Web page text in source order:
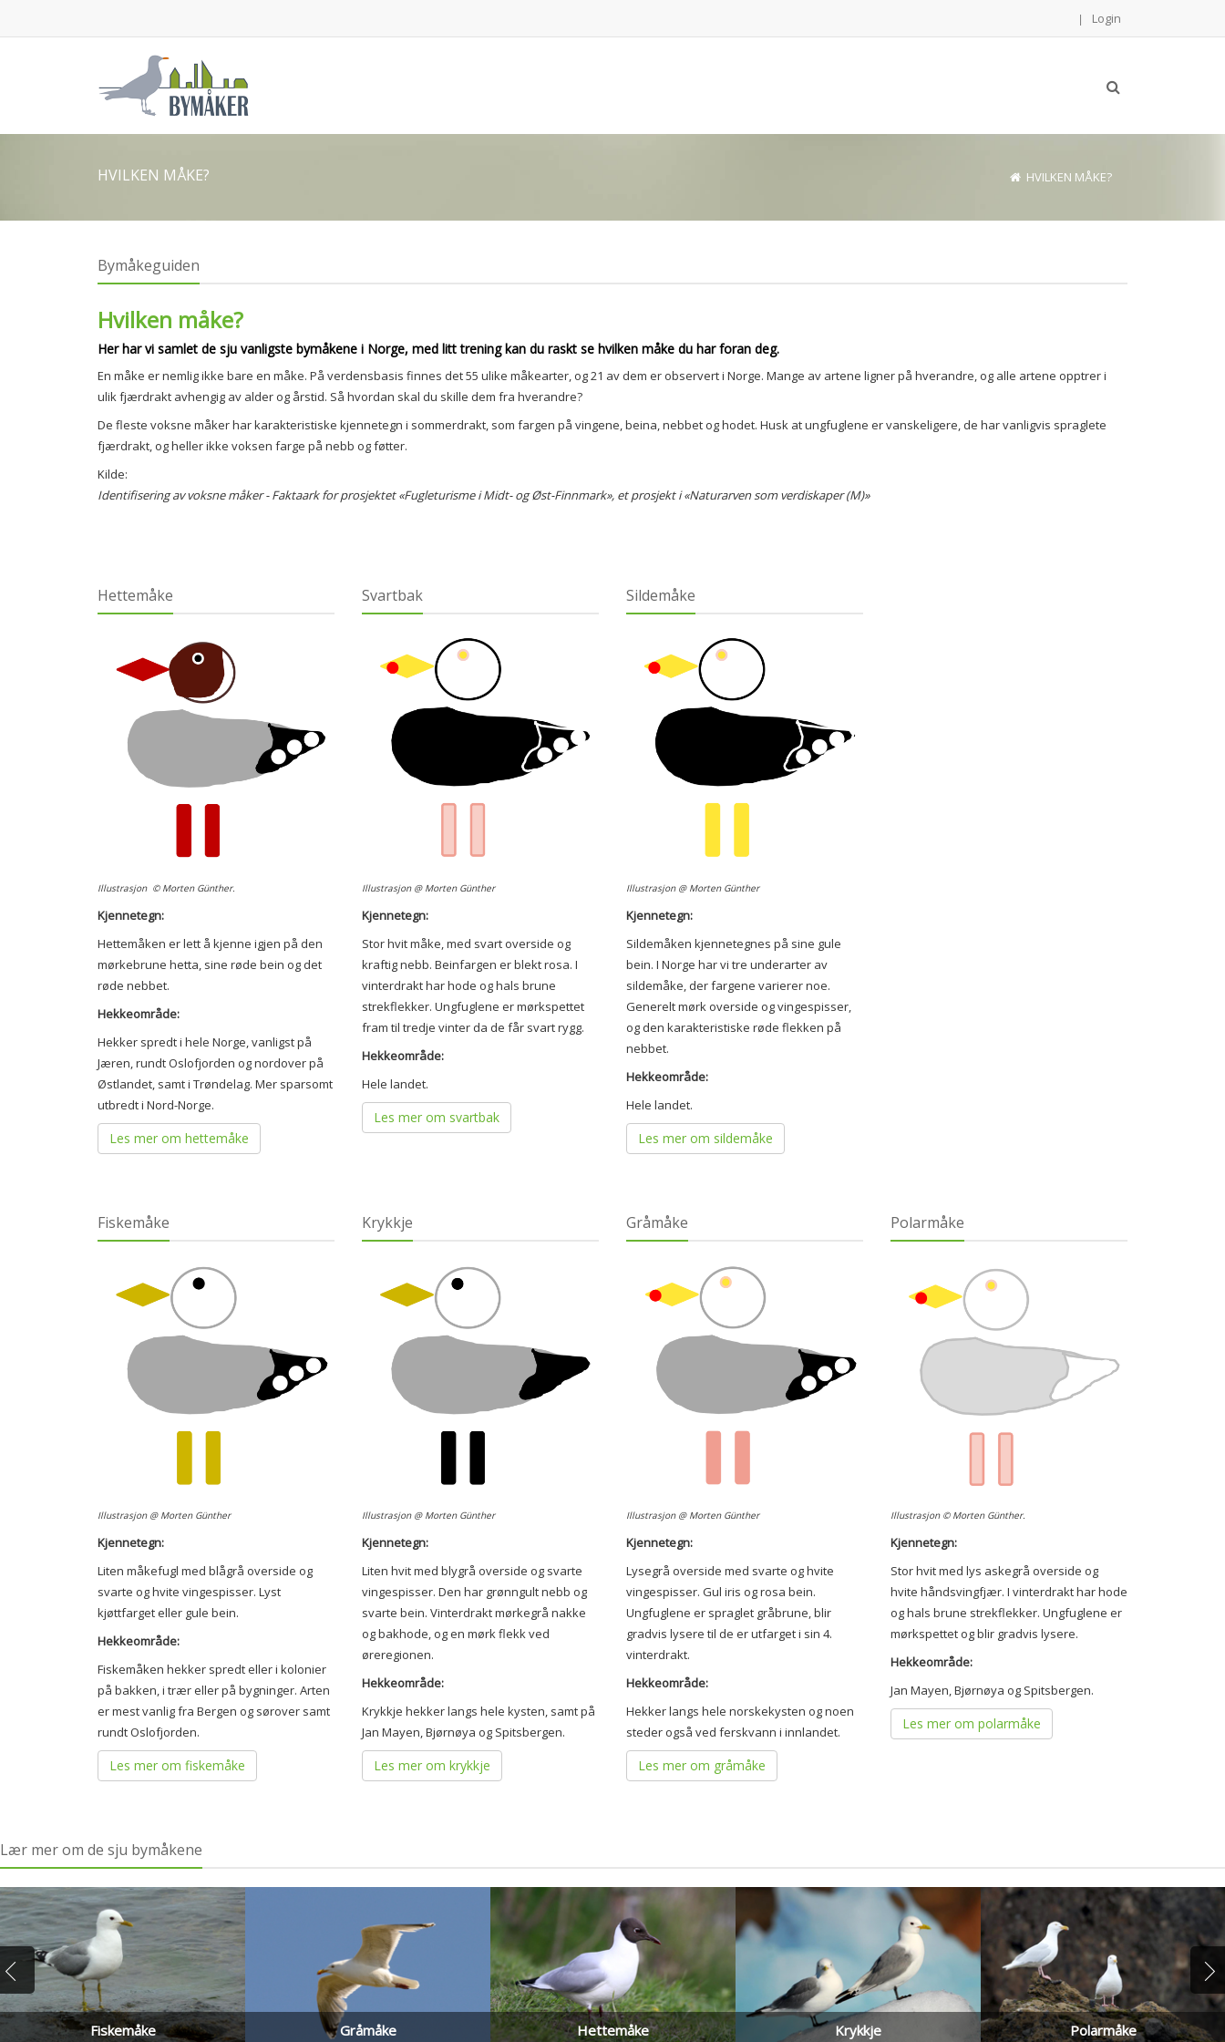
Login
HVILKEN MÅKE? HVILKEN MÅKE?
Bymåkeguiden
Hvilken måke?
Her har vi samlet de sju vanligste bymåkene i Norge, med litt trening kan du raskt se hvilken måke du har foran deg.
En måke er nemlig ikke bare en måke. På verdensbasis finnes det 55 ulike måkearter, og 21 av dem er observert i Norge. Mange av artene ligner på hverandre, og alle artene opptrer i
ulik fjærdrakt avhengig av alder og årstid. Så hvordan skal du skille dem fra hverandre?
De fleste voksne måker har karakteristiske kjennetegn i sommerdrakt, som fargen på vingene, beina, nebbet og hodet. Husk at ungfuglene er vanskeligere, de har vanligvis spraglete
fjærdrakt, og heller ikke voksen farge på nebb og føtter.
Kilde:
Identifisering av voksne måker - Faktaark for prosjektet «Fugleturisme i Midt- og Øst-Finnmark», et prosjekt i «Naturarven som verdiskaper (M)»
Hettemåke
Illustrasjon © Morten Günther.
Kjennetegn:
Hettemåken er lett å kjenne igjen på den
mørkebrune hetta, sine røde bein og det
røde nebbet.
Hekkeområde:
Hekker spredt i hele Norge, vanligst på
Jæren, rundt Oslofjorden og nordover på
Østlandet, samt i Trøndelag. Mer sparsomt
utbredt i Nord-Norge.
Les mer om hettemåke
Svartbak
Illustrasjon @ Morten Günther
Kjennetegn:
Stor hvit måke, med svart overside og
kraftig nebb. Beinfargen er blekt rosa. I
vinterdrakt har hode og hals brune
strekflekker. Ungfuglene er mørkspettet
fram til tredje vinter da de får svart rygg.
Hekkeområde:
Hele landet.
Les mer om svartbak
Sildemåke
Illustrasjon @ Morten Günther
Kjennetegn:
Sildemåken kjennetegnes på sine gule
bein. I Norge har vi tre underarter av
sildemåke, der fargene varierer noe.
Generelt mørk overside og vingespisser,
og den karakteristiske røde flekken på
nebbet.
Hekkeområde:
Hele landet.
Les mer om sildemåke
Fiskemåke
Illustrasjon @ Morten Günther
Kjennetegn:
Liten måkefugl med blågrå overside og
svarte og hvite vingespisser. Lyst
kjøttfarget eller gule bein.
Hekkeområde:
Fiskemåken hekker spredt eller i kolonier
på bakken, i trær eller på bygninger. Arten
er mest vanlig fra Bergen og sørover samt
rundt Oslofjorden.
Les mer om fiskemåke
Krykkje
Illustrasjon @ Morten Günther
Kjennetegn:
Liten hvit med blygrå overside og svarte
vingespisser. Den har grønngult nebb og
svarte bein. Vinterdrakt mørkegrå nakke
og bakhode, og en mørk flekk ved
øreregionen.
Hekkeområde:
Krykkje hekker langs hele kysten, samt på
Jan Mayen, Bjørnøya og Spitsbergen.
Les mer om krykkje
Gråmåke
Illustrasjon @ Morten Günther
Kjennetegn:
Lysegrå overside med svarte og hvite
vingespisser. Gul iris og rosa bein.
Ungfuglene er spraglet gråbrune, blir
gradvis lysere til de er utfarget i sin 4.
vinterdrakt.
Hekkeområde:
Hekker langs hele norskekysten og noen
steder også ved ferskvann i innlandet.
Les mer om gråmåke
Polarmåke
Illustrasjon © Morten Günther.
Kjennetegn:
Stor hvit med lys askegrå overside og
hvite håndsvingfjær. I vinterdrakt har hode
og hals brune strekflekker. Ungfuglene er
mørkspettet og blir gradvis lysere.
Hekkeområde:
Jan Mayen, Bjørnøya og Spitsbergen.
Les mer om polarmåke
Lær mer om de sju bymåkene
Fiskemåke Gråmåke Hettemåke Krykkje Polarmåke